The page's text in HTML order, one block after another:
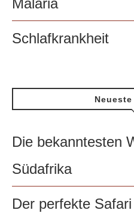
Malaria
Schlafkrankheit
Die bekanntesten
Südafrika
Der perfekte